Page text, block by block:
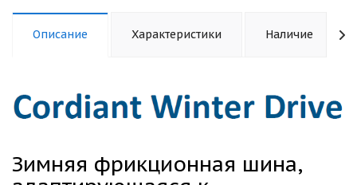
Описание Характеристики Наличие
Зимняя фрикционная шина,